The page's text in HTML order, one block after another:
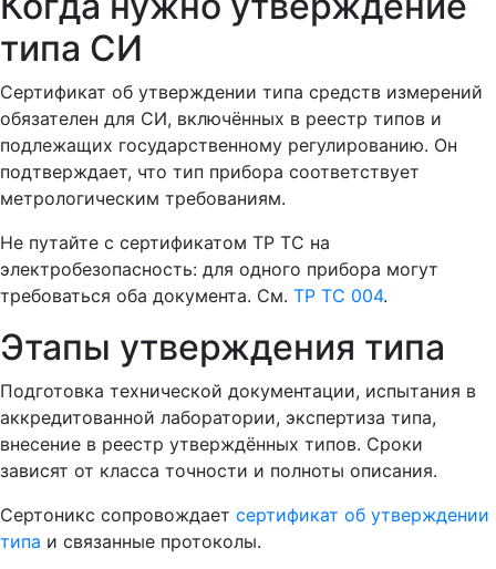
типа СИ
Сертификат об утверждении типа средств измерений
обязателен для СИ, включённых в реестр типов и
подлежащих государственному регулированию. Он
подтверждает, что тип прибора соответствует
метрологическим требованиям.
Не путайте с сертификатом ТР ТС на
электробезопасность: для одного прибора могут
требоваться оба документа. См. ТР ТС 004.
Этапы утверждения типа
Подготовка технической документации, испытания в
аккредитованной лаборатории, экспертиза типа,
внесение в реестр утверждённых типов. Сроки
зависят от класса точности и полноты описания.
Сертоникс сопровождает сертификат об утверждении
типа и связанные протоколы.